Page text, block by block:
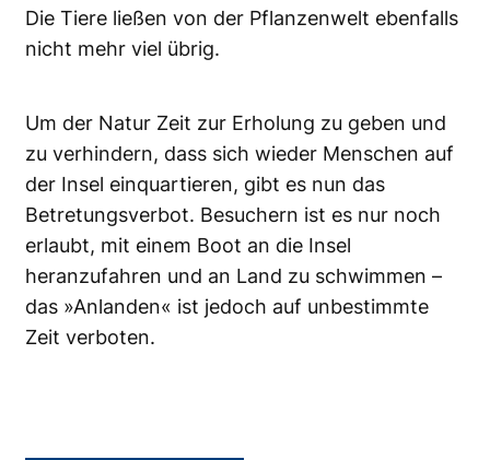
Die Tiere ließen von der Pflanzenwelt ebenfalls
nicht mehr viel übrig.
Um der Natur Zeit zur Erholung zu geben und
zu verhindern, dass sich wieder Menschen auf
der Insel einquartieren, gibt es nun das
Betretungsverbot. Besuchern ist es nur noch
erlaubt, mit einem Boot an die Insel
heranzufahren und an Land zu schwimmen –
das »Anlanden« ist jedoch auf unbestimmte
Zeit verboten.